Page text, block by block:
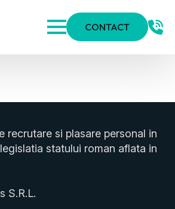
CONTACT
recrutare si plasare personal in
statului roman aflata in
S.R.L.